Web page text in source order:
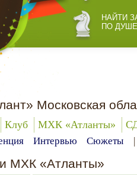
НАЙТИ
ПО ДУШЕ
Московская
Клуб МХК «Атланты»
Интервью Сюжеты |
МХК «Атланты»